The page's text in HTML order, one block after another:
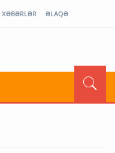
XƏBƏRLƏR ƏLAQƏ